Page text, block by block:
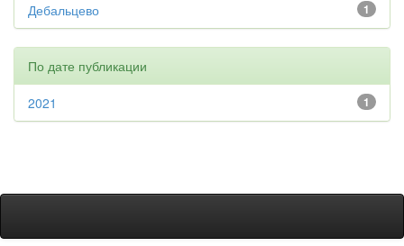
1
Дебальцево
По дате публикации
1
2021